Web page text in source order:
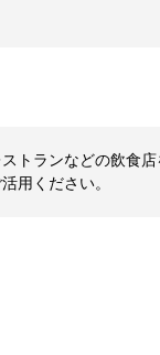
ランなどの飲食店
用ください。